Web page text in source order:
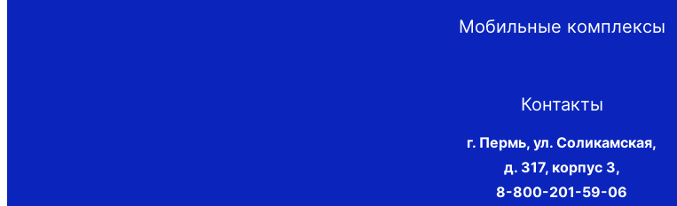
Мобильные комплексы
Контакты
г. Пермь, ул. Соликамская,
д. 317, корпус 3,
8-800-201-59-06